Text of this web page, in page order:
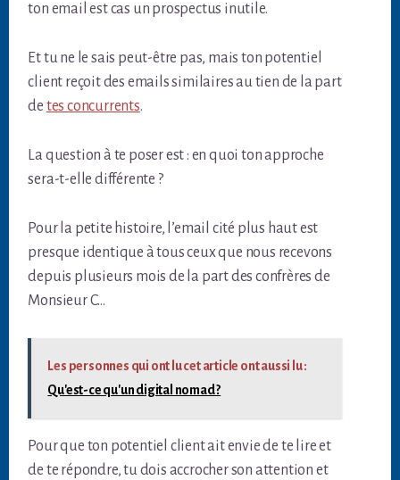
ton email est cas un prospectus inutile.
Et tu ne le sais peut-être pas, mais ton potentiel
client reçoit des emails similaires au tien de la part
de tes concurrents.
La question à te poser est : en quoi ton approche
sera-t-elle différente ?
Pour la petite histoire, l’email cité plus haut est
presque identique à tous ceux que nous recevons
depuis plusieurs mois de la part des confrères de
Monsieur C…
Les personnes qui ont lu cet article ont aussi lu :
Qu'est-ce qu'un digital nomad ?
Pour que ton potentiel client ait envie de te lire et
de te répondre, tu dois accrocher son attention et